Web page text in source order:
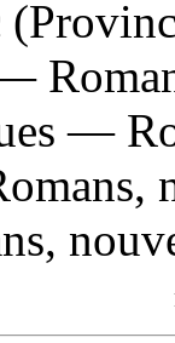
—